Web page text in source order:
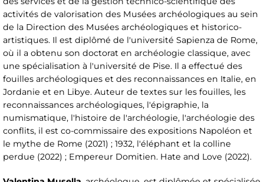
activités de valorisation des Musées archéologiques au sein
de la Direction des Musées archéologiques et historico-
artistiques. Il est diplômé de l'université Sapienza de Rome,
où il a obtenu son doctorat en archéologie classique, avec
une spécialisation à l'université de Pise. Il a effectué des
fouilles archéologiques et des reconnaissances en Italie, en
Jordanie et en Libye. Auteur de textes sur les fouilles, les
reconnaissances archéologiques, l'épigraphie, la
numismatique, l'histoire de l'archéologie, l'archéologie des
conflits, il est co-commissaire des expositions Napoléon et
le mythe de Rome (2021) ; 1932, l'éléphant et la colline
perdue (2022) ; Empereur Domitien. Hate and Love (2022).